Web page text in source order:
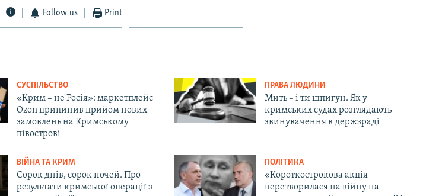
Follow us Print
СУСПІЛЬСТВО
«Крим – не Росія»: маркетплейс
Ozon припинив прийом нових
замовлень на Кримському
півострові
ПРАВА ЛЮДИНИ
Мить – і ти шпигун. Як у
кримських судах розглядають
звинувачення в держзраді
ВІЙНА ТА КРИМ
Сорок днів, сорок ночей. Про
результати кримської операції з
ПОЛІТИКА
«Короткострокова акція
перетворилася на війну на